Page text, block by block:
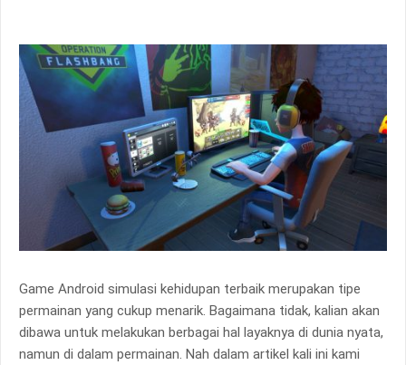
Game Android simulasi kehidupan terbaik merupakan tipe
permainan yang cukup menarik. Bagaimana tidak, kalian akan
dibawa untuk melakukan berbagai hal layaknya di dunia nyata,
namun di dalam permainan. Nah dalam artikel kali ini kami